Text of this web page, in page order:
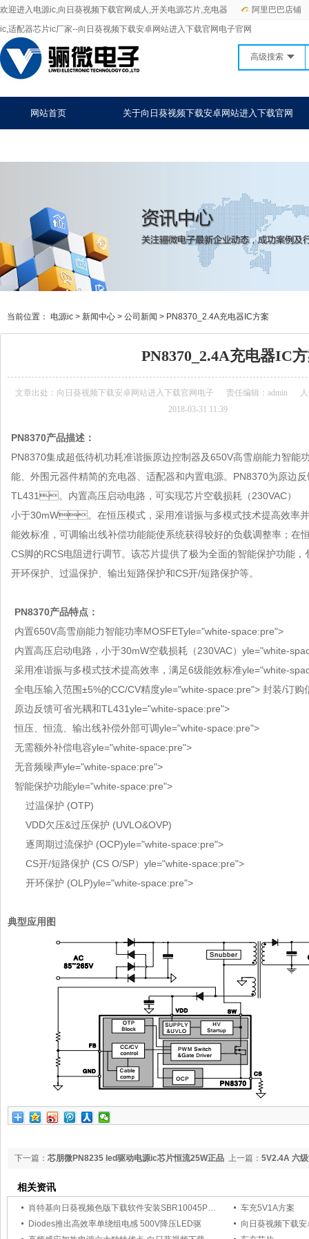
阿里巴巴店铺
欢迎进入电源ic,向日葵视频下载官网成人,开关电源芯片,充电器
ic,适配器芯片ic厂家--向日葵视频下载安卓网站进入下载官网电子官网
高级搜索
网站首页 关于向日葵视频下载安卓网站进入下载官网
当前位置： 电源ic > 新闻中心 > 公司新闻 > PN8370_2.4A充电器IC方案
PN8370_2.4A充电器IC
文章出处： 向日葵视频下载安卓网站进入下载官网电子 责任编辑：admin
人
2018-03-31 11:39
PN8370产品描述：
PN8370集成超低待机功耗准谐振原边控制器及650V高雪崩能力智
能、外围元器件精简的充电器、适配器和内置电源。PN8370为原边
TL431。内置高压启动电路，可实现芯片空载损耗（230VAC）
小于30mW。在恒压模式，采用准谐振与多模式技术提高效率并
能效标准，可调输出线补偿功能能使系统获得较好的负载调整率；在
CS脚的RCS电阻进行调节。该芯片提供了极为全面的智能保护功能，包
开环保护、过温保护、输出短路保护和CS开/短路保护等。
PN8370产品特点：
内置650V高雪崩能力智能功率MOSFETyle="white-space:pre">
内置高压启动电路，小于30mW空载损耗（230VAC） yle="white-
采用准谐振与多模式技术提高效率，满足6级能效标准yle="white-
全电压输入范围±5%的CC/CV精度yle="white-space:pre"> 封装/订购
原边反馈可省光耦和TL431yle="white-space:pre">
恒压、恒流、输出线补偿外部可调yle="white-space:pre">
无需额外补偿电容yle="white-space:pre">
无音频噪声yle="white-space:pre">
智能保护功能yle="white-space:pre">
过温保护 (OTP)
VDD欠压&过压保护 (UVLO&OVP)
逐周期过流保护 (OCP)yle="white-space:pre">
CS开/短路保护 (CS O/SP） yle="white-space:pre">
开环保护 (OLP)yle="white-space:pre">
典型应用图
上一篇： 5V2.4A 六
下一篇： 芯朋微PN8235 led驱动电源ic芯片恒流25W正品
相关资讯
肖特基向日葵视频色版下载软件安装SBR10045P5 可替代SBR10U45SP5
车充5V1A方案
Diodes推出高效率单绕组电感 500V降压LED驱